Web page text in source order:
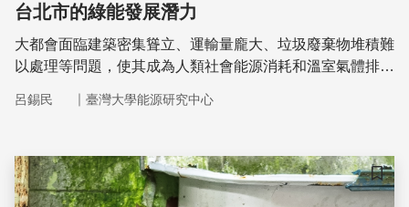
台北市的綠能發展潛力
大都會面臨建築密集聳立、運輸量龐大、垃圾廢棄物堆積難
以處理等問題，使其成為人類社會能源消耗和溫室氣體排放
收集和分析，發現台北市深具綠能發展潛力，有機會成為百
呂錫民 ｜ 臺灣大學能源研究中心
儲存